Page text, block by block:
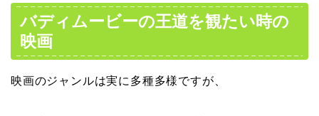
バディムービーの王道を観たい時の
映画
映画のジャンルは実に多種多様ですが、